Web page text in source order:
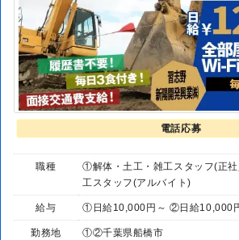
電話応募
職種
①解体・土工・雑工スタッフ(正
工スタッフ(アルバイト)
給与 ①日給10,000円～ ②日給10,000
勤務地 ①②千葉県船橋市